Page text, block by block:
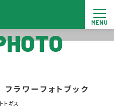
ラワーフォトブック
トギス